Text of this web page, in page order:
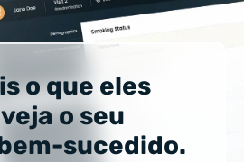
o que eles
o seu
sucedido.